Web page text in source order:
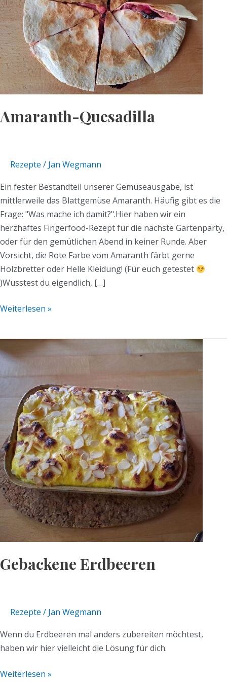
Amaranth-Quesadilla
Rezepte / Jan Wegmann
Ein fester Bestandteil unserer Gemüseausgabe, ist
mittlerweile das Blattgemüse Amaranth. Häufig gibt es die
Frage: "Was mache ich damit?".Hier haben wir ein
herzhaftes Fingerfood-Rezept für die nächste Gartenparty,
oder für den gemütlichen Abend in keiner Runde. Aber
Vorsicht, die Rote Farbe vom Amaranth färbt gerne
Holzbretter oder Helle Kleidung! (Für euch getestet
)Wusstest du eigendlich, […]
Weiterlesen »
Gebackene Erdbeeren
Rezepte / Jan Wegmann
Wenn du Erdbeeren mal anders zubereiten möchtest,
haben wir hier vielleicht die Lösung für dich.
Gebackene
Erdbeeren
Weiterlesen »